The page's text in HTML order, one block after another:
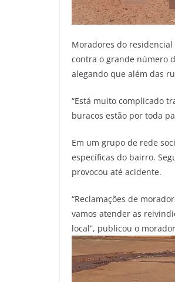
Moradores do residencial
contra o grande número
alegando que além das
“Está muito complicado
buracos estão por toda
Em um grupo de rede
específicas do bairro.
provocou até acidente.
“Reclamações de
vamos atender as
local”, publicou o